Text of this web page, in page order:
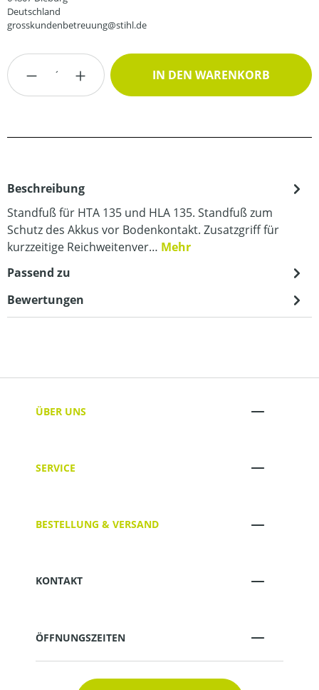
Deutschland
grosskundenbetreuung@stihl.de
Produkt Anzahl: Gib den gewünschten
IN DEN WARENKORB
Beschreibung
Standfuß für HTA 135 und HLA 135. Standfuß zum
Schutz des Akkus vor Bodenkontakt. Zusatzgriff für
kurzzeitige Reichweitenver… Mehr
Passend zu
Bewertungen
ÜBER UNS
SERVICE
BESTELLUNG & VERSAND
KONTAKT
ÖFFNUNGSZEITEN